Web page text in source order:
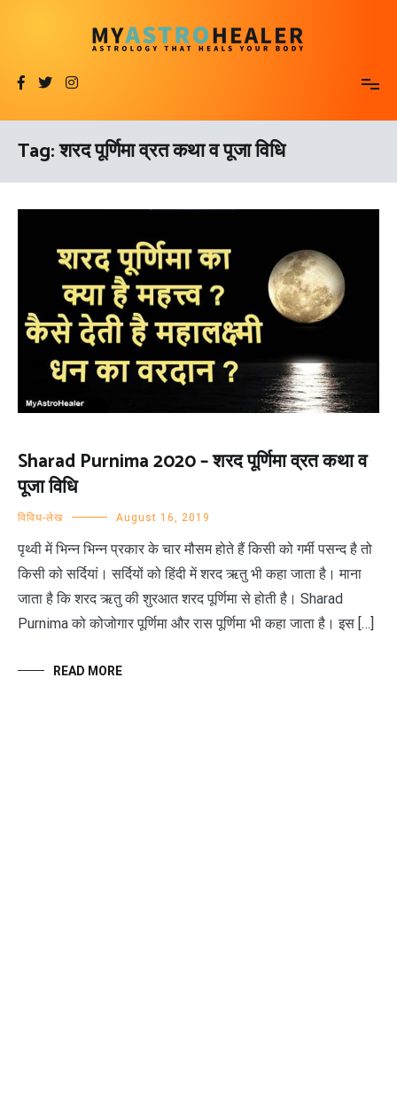
MyAstroHealer
Astrology that Heals Your Body
Tag:शरद पूर्णिमा व्रत कथा व पूजा विधि
Sharad Purnima 2020 – शरद पूर्णिमा व्रत कथा व
पूजा विधि
विविध-लेख August 16, 2019
पृथ्वी में भिन्न भिन्न प्रकार के चार मौसम होते हैं किसी को गर्मी पसन्द है तो
किसी को सर्दियां। सर्दियों को हिंदी में शरद ऋतु भी कहा जाता है। माना
जाता है कि शरद ऋतु की शुरआत शरद पूर्णिमा से होती है। Sharad
Purnima को कोजोगार पूर्णिमा और रास पूर्णिमा भी कहा जाता है। इस […]
READ MORE